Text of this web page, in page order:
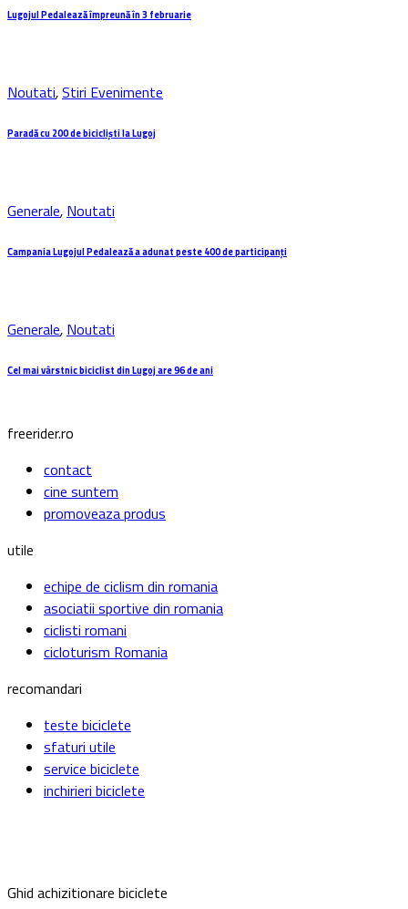
Lugojul Pedalează împreună în 3 februarie
Noutati,Stiri Evenimente
Paradă cu 200 de bicicliști la Lugoj
Generale, Noutati
Campania Lugojul Pedalează a adunat peste 400 de participanți
Generale, Noutati
Cel mai vârstnic biciclist din Lugoj are 96 de ani
freerider.ro
contact
cine suntem
promoveaza produs
utile
echipe de ciclism din romania
asociatii sportive din romania
ciclisti romani
cicloturism Romania
recomandari
teste biciclete
sfaturi utile
service biciclete
inchirieri biciclete
Ghid achizitionare biciclete